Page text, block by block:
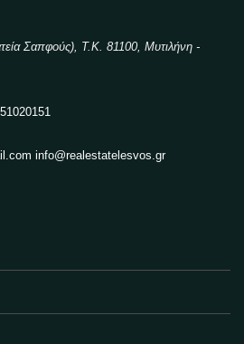
Σαπφούς), Τ.Κ. 81100, Μυτιλήνη -
info@realestatelesvos.gr